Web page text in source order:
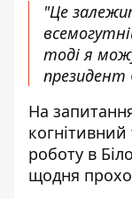
"Це
тоді я
На
когнітивний
роботу в
щодня